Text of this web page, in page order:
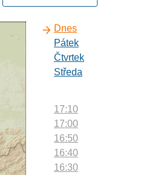
Dnes
Pátek
Čtvrtek
Středa
17:10
17:00
16:50
16:40
16:30